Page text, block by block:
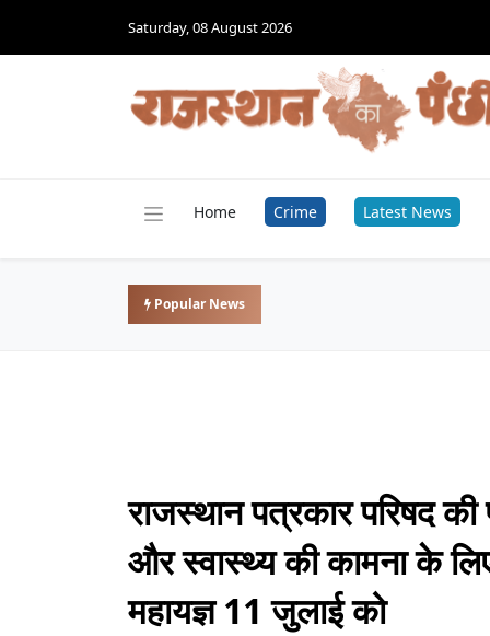
Saturday, 08 August 2026
Home Crime Latest News
Popular News
राजस्थान पत्रकार परिषद
और स्वास्थ्य की कामना के
महायज्ञ 11 जुलाई को